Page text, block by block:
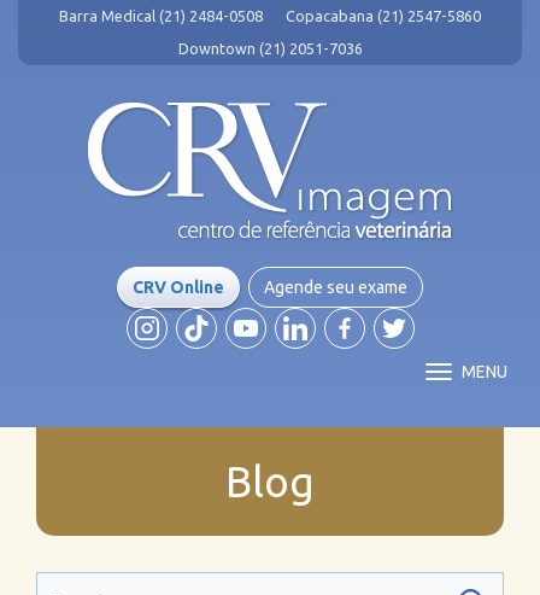
Barra Medical (21) 2484-0508
Copacabana (21) 2547-5860
Downtown (21) 2051-7036
CRV Online Agende seu exame
MENU
Blog